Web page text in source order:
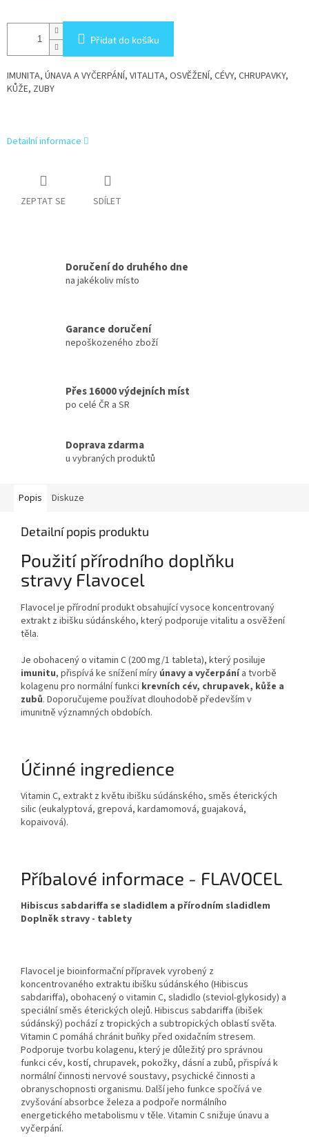
Přidat do košíku
IMUNITA, ÚNAVA A VYČERPÁNÍ, VITALITA, OSVĚŽENÍ, CÉVY, CHRUPAVKY,
KŮŽE, ZUBY
Detailní informace
ZEPTAT SE SDÍLET
Doručení do druhého dne
na jakékoliv místo
Garance doručení
nepoškozeného zboží
Přes 16000 výdejních míst
po celé ČR a SR
Doprava zdarma
u vybraných produktů
Popis Diskuze
Detailní popis produktu
Použití přírodního doplňku
stravy Flavocel
Flavocel je přírodní produkt obsahující vysoce koncentrovaný
extrakt z ibišku súdánského, který podporuje vitalitu a osvěžení
těla.
Je obohacený o vitamin C (200 mg/1 tableta), který posiluje
imunitu, přispívá ke snížení míry únavy a vyčerpánía tvorbě
kolagenu pro normální funkci krevních cév, chrupavek, kůže a
zubů. Doporučujeme používat dlouhodobě především v
imunitně významných obdobích.
Účinné ingredience
Vitamin C, extrakt z květu ibišku súdánského, směs éterických
silic (eukalyptová, grepová, kardamomová, guajaková,
kopaivová).
Příbalové informace - FLAVOCEL
Hibiscus sabdariffa se sladidlem a přírodním sladidlem
Doplněk stravy - tablety
Flavocel je bioinformační přípravek vyrobený z
koncentrovaného extraktu ibišku súdánského (Hibiscus
sabdariffa), obohacený o vitamin C, sladidlo (steviol-glykosidy) a
speciální směs éterických olejů. Hibiscus sabdariffa (ibišek
súdánský) pochází z tropických a subtropických oblastí světa.
Vitamin C pomáhá chránit buňky před oxidačním stresem.
Podporuje tvorbu kolagenu, který je důležitý pro správnou
funkci cév, kostí, chrupavek, pokožky, dásní a zubů, přispívá k
normální činnosti nervové soustavy, psychické činnosti a
obranyschopnosti organismu. Další jeho funkce spočívá ve
zvyšování absorbce železa a podpoře normálního
energetického metabolismu v těle. Vitamin C snižuje únavu a
vyčerpání.